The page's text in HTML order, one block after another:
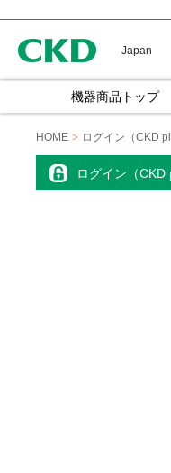
Japan
機器商品トップ
HOME ログイン（CKD
ログイン（CKD